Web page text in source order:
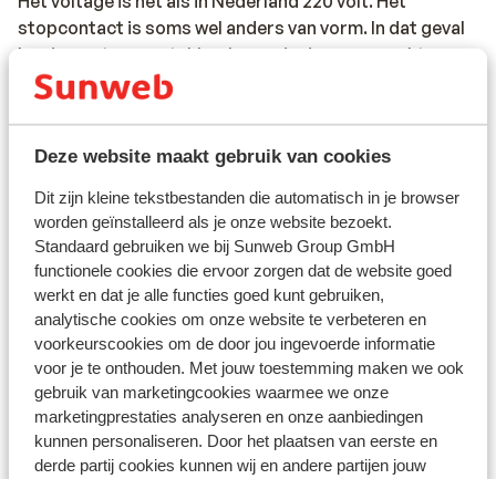
Deze website maakt gebruik van cookies
Dit zijn kleine tekstbestanden die automatisch in je browser
worden geïnstalleerd als je onze website bezoekt.
Standaard gebruiken we bij Sunweb Group GmbH
functionele cookies die ervoor zorgen dat de website goed
werkt en dat je alle functies goed kunt gebruiken,
analytische cookies om onze website te verbeteren en
voorkeurscookies om de door jou ingevoerde informatie
voor je te onthouden. Met jouw toestemming maken we ook
gebruik van marketingcookies waarmee we onze
marketingprestaties analyseren en onze aanbiedingen
kunnen personaliseren. Door het plaatsen van eerste en
derde partij cookies kunnen wij en andere partijen jouw
stopcontact is soms wel anders van vorm. In dat geval
kun je een tussenstekker kopen in de supermarkt.
Reisdocumenten:
Je dient in het bezit te zijn van een geldig paspoort of
een geldig identiteitsbewijs. Heb je niet de Nederlandse
nationaliteit, dan is het belangrijk om na te vragen of er
andere regels van toepassing zijn. Dit vraag je na bij de
ambassade van het land waar je heen wilt en de landen
waar je doorheen reist.
Het reizen met de juiste documenten is jouw eigen
verantwoordelijkheid. Sunweb kan hiervoor niet
aansprakelijk worden gesteld.
Reisleiding:
Sicilië: in de regio Sicilië, Letojanni, Taormina en
Giardini Naxos is Sunweb reisleiding aanwezig. In de